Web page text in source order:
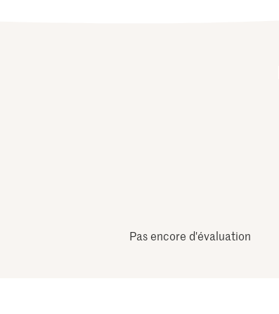
Pas encore d'évaluation